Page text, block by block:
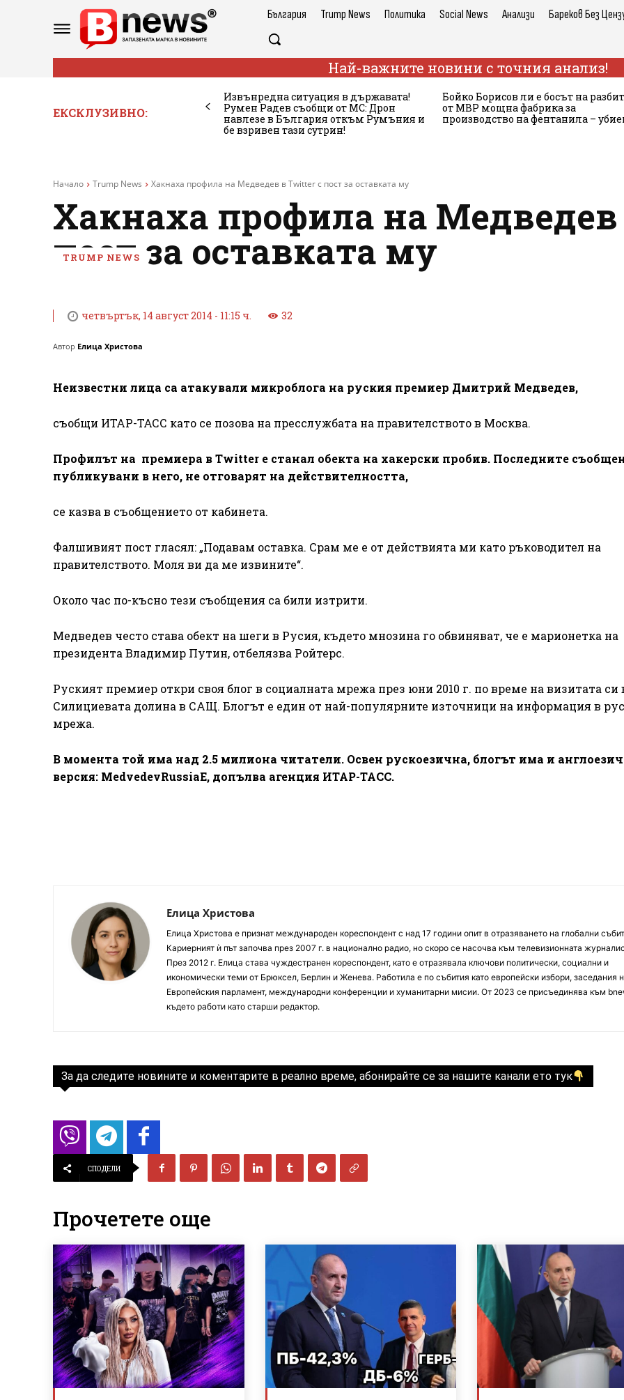
България Trump News Политика Social News Анализи Бареков Без
Най-важните новини с точния анализ!
ЕКСКЛУЗИВНО:
Извънредна ситуация в държавата!
Румен Радев съобщи от МС: Дрон
навлезе в България откъм Румъния и
бе взривен тази сутрин!
Бойко Борисов ли е босът на
от МВР мощна фабрика за
производство на фентанила –
Начало Trump News Хакнаха профила на Медведев в Twitter с пост за оставката му
Хакнаха профила на
пост за оставката му
TRUMP NEWS
четвъртък, 14 август 2014 - 11:15 ч. 32
Автор Елица Христова
Неизвестни лица са атакували микроблога на руския премиер Дмитрий Медведев,
съобщи ИТАР-ТАСС като се позова на пресслужбата на правителството в Москва.
Профилът на премиера в Twitter е станал обекта на хакерски пробив. Последните
публикувани в него, не отговарят на действителността,
се казва в съобщението от кабинета.
Фалшивият пост гласял: „Подавам оставка. Срам ме е от действията ми като ръководител на
правителството. Моля ви да ме извините“.
Около час по-късно тези съобщения са били изтрити.
Медведев често става обект на шеги в Русия, където мнозина го обвиняват, че е марионетка на
президента Владимир Путин, отбелязва Ройтерс.
Руският премиер откри своя блог в социалната мрежа през юни 2010 г. по време на визитата си
Силициевата долина в САЩ. Блогът е един от най-популярните източници на информация в
мрежа.
В момента той има над 2.5 милиона читатели. Освен рускоезична, блогът има и
версия: MedvedevRussiaE, допълва агенция ИТАР-ТАСС.
Елица Христова
Елица Христова е признат международен кореспондент с над 17 години опит в отразяването на глобални
Кариерният ѝ път започва през 2007 г. в национално радио, но скоро се насочва към телевизионната
През 2012 г. Елица става чуждестранен кореспондент, като е отразявала ключови политически, социални и
икономически теми от Брюксел, Берлин и Женева. Работила е по събития като европейски избори, заседания
Европейския парламент, международни конференции и хуманитарни мисии. От 2023 се присъединява към
където работи като старши редактор.
За да следите новините и коментарите в реално време, абонирайте се за нашите канали ето тук
СПОДЕЛИ
Прочетете още